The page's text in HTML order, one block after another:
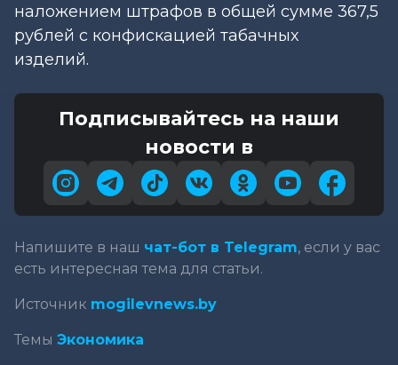
наложением штрафов в общей сумме 367,5
рублей с конфискацией табачных
изделий.
Подписывайтесь на наши
новости в
Напишите в наш чат-бот в Telegram, если у вас
есть интересная тема для статьи.
Источник mogilevnews.by
Темы Экономика